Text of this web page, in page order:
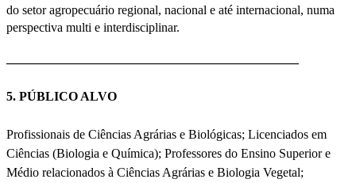
do setor agropecuário regional, nacional e até internacional, numa
perspectiva multi e interdisciplinar.
5. PÚBLICO ALVO
Profissionais de Ciências Agrárias e Biológicas; Licenciados em
Ciências (Biologia e Química); Professores do Ensino Superior e
Médio relacionados à Ciências Agrárias e Biologia Vegetal;